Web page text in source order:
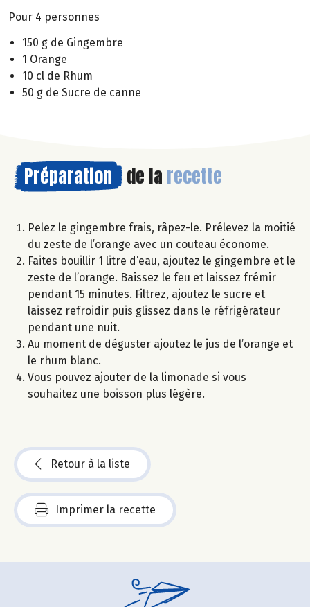
Pour 4 personnes
150 g de Gingembre
1 Orange
10 cl de Rhum
50 g de Sucre de canne
Préparation de la recette
Pelez le gingembre frais, râpez-le. Prélevez la moitié
du zeste de l’orange avec un couteau économe.
Faites bouillir 1 litre d’eau, ajoutez le gingembre et le
zeste de l’orange. Baissez le feu et laissez frémir
pendant 15 minutes. Filtrez, ajoutez le sucre et
laissez refroidir puis glissez dans le réfrigérateur
pendant une nuit.
Au moment de déguster ajoutez le jus de l’orange et
le rhum blanc.
Vous pouvez ajouter de la limonade si vous
souhaitez une boisson plus légère.
Retour à la liste
Imprimer la recette